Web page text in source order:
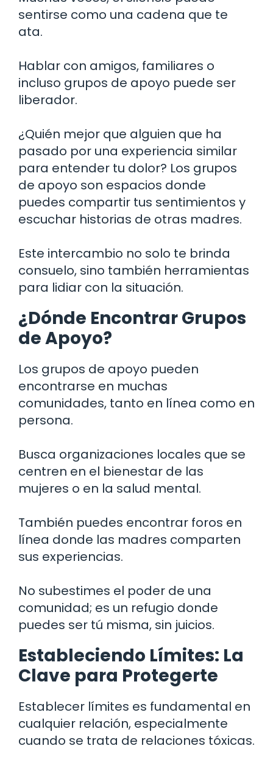
sentirse como una cadena que te
ata.
Hablar con amigos, familiares o
incluso grupos de apoyo puede ser
liberador.
¿Quién mejor que alguien que ha
pasado por una experiencia similar
para entender tu dolor? Los grupos
de apoyo son espacios donde
puedes compartir tus sentimientos y
escuchar historias de otras madres.
Este intercambio no solo te brinda
consuelo, sino también herramientas
para lidiar con la situación.
¿Dónde Encontrar Grupos
de Apoyo?
Los grupos de apoyo pueden
encontrarse en muchas
comunidades, tanto en línea como en
persona.
Busca organizaciones locales que se
centren en el bienestar de las
mujeres o en la salud mental.
También puedes encontrar foros en
línea donde las madres comparten
sus experiencias.
No subestimes el poder de una
comunidad; es un refugio donde
puedes ser tú misma, sin juicios.
Estableciendo Límites: La
Clave para Protegerte
Establecer límites es fundamental en
cualquier relación, especialmente
cuando se trata de relaciones tóxicas.